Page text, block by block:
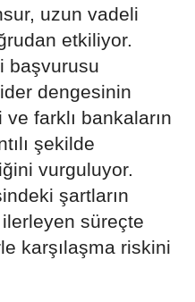
uzun vadeli
etkiliyor.
başvurusu
dengesinin
farklı bankaların
şekilde
vurguluyor.
şartların
süreçte
karşılaşma riskini